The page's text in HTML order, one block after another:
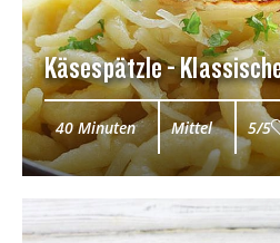
Käsespätzle -
40 Minuten Mittel 5/5